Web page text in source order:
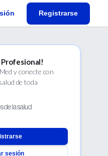
Registrarse
Profesional!
y conecte con
de toda
de la salud
sesión